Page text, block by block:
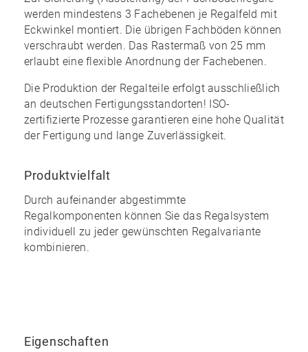
werden mindestens 3 Fachebenen je Regalfeld mit
Eckwinkel montiert. Die übrigen Fachböden können
verschraubt werden. Das Rastermaß von 25 mm
erlaubt eineflexible Anordnung der Fachebenen.
Die Produktion der Regalteile erfolgt ausschließlich
an deutschen Fertigungsstandorten! ISO-
zertifizierte Prozesse garantieren eine hohe Qualität
der Fertigung und lange Zuverlässigkeit.
Produktvielfalt
Durch aufeinander abgestimmte
Regalkomponenten können Sie das Regalsystem
individuell zu jeder gewünschten Regalvariante
kombinieren.
Eigenschaften